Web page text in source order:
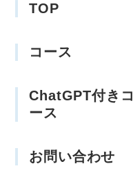
TOP
コース
ChatGPT付きコ
ース
お問い合わせ